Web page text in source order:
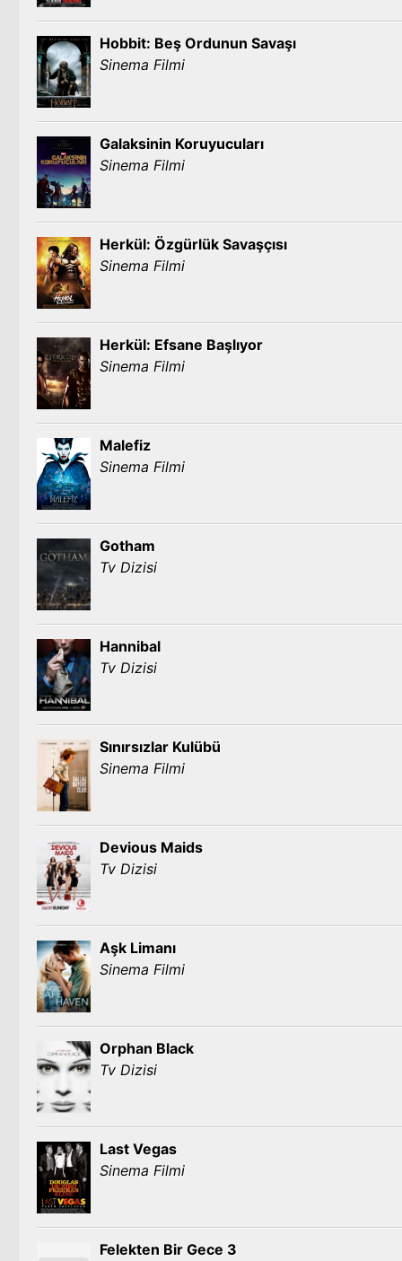
Hobbit: Beş Ordunun Savaşı
Sinema Filmi
Galaksinin Koruyucuları
Sinema Filmi
Herkül: Özgürlük Savaşçısı
Sinema Filmi
Herkül: Efsane Başlıyor
Sinema Filmi
Malefiz
Sinema Filmi
Gotham
Tv Dizisi
Hannibal
Tv Dizisi
Sınırsızlar Kulübü
Sinema Filmi
Devious Maids
Tv Dizisi
Aşk Limanı
Sinema Filmi
Orphan Black
Tv Dizisi
Last Vegas
Sinema Filmi
Felekten Bir Gece 3